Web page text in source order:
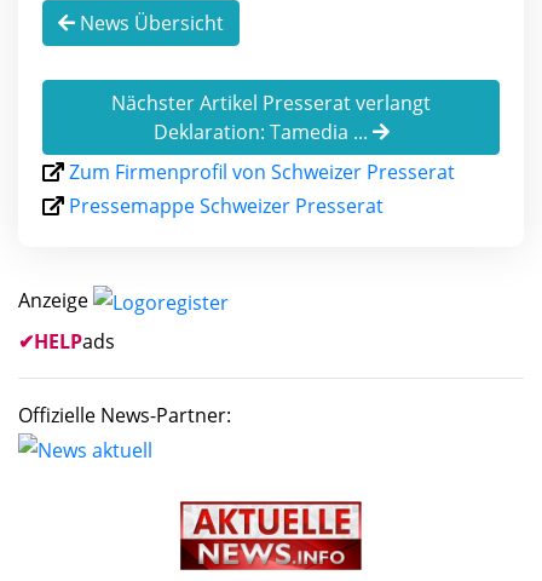
News Übersicht
Nächster Artikel Presserat verlangt
Deklaration: Tamedia ...
Zum Firmenprofil von Schweizer Presserat
Pressemappe Schweizer Presserat
Anzeige
✔HELPads
Offizielle News-Partner: